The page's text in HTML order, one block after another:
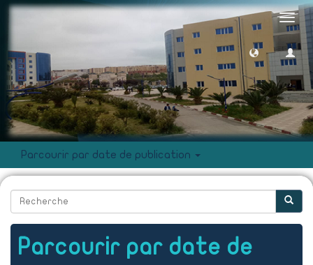
Parcourir par date de publication
Parcourir par date de